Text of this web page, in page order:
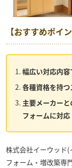
【おすすめポイン
幅広い対応内
各種資格を持
主要メーカー
フォームに対応
株式会社イーウッド(
フォーム・増改築専